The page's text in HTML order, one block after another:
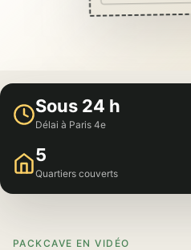
Sous 24 h
Délai à Paris 4e
5
Quartiers couverts
PACKCAVE EN VIDÉO